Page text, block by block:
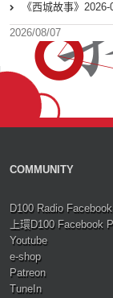
《西城故事》
2026/08/07
COMMUNITY
D100 Radio
上環D100 Facebook
Youtube
e-shop
Patreon
TuneIn